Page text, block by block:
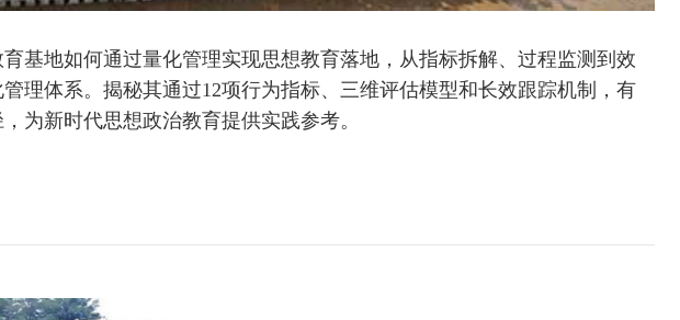
基地如何通过量化管理实现思想教育落地，从指标拆解、过程监测到效
理体系。揭秘其通过12项行为指标、三维评估模型和长效跟踪机制，有
为新时代思想政治教育提供实践参考。